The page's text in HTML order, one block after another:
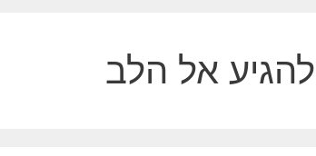
להגיע אל הלב